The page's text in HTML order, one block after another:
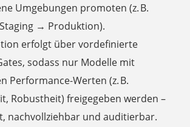
Umgebungen promoten (z. B.
→ Produktion).
erfolgt über vordefinierte
sodass nur Modelle mit
Performance-Werten (z. B.
Robustheit) freigegeben werden –
nachvollziehbar und auditierbar.